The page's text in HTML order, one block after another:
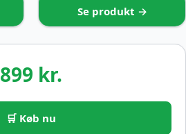
Se produkt →
899 kr.
🛒 Køb nu